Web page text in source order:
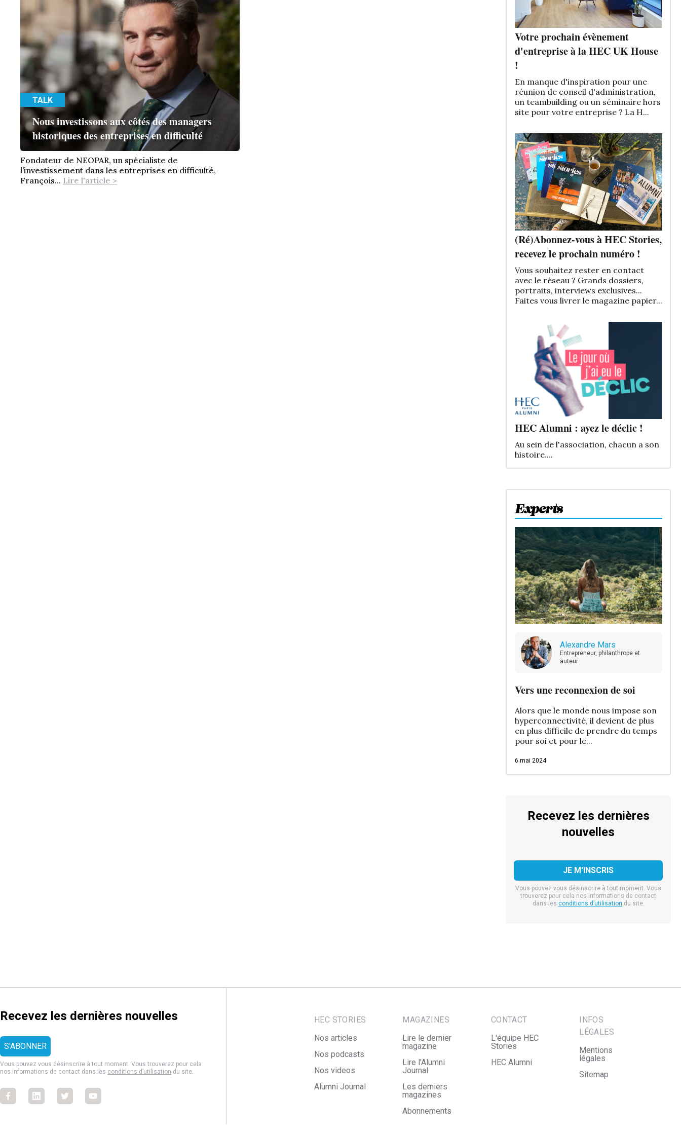
TALK
Nous investissons aux côtés des managers
historiques des entreprises en difficulté
Fondateur de NEOPAR, un spécialiste de
l’investissement dans les entreprises en difficulté,
François... Lire l'article >
Experts
Alexandre Mars
Entrepreneur, philanthrope et
auteur
Vers une reconnexion de soi
Alors que le monde nous impose son
hyperconnectivité, il devient de plus
en plus difficile de prendre du temps
pour soi et pour le...
6 mai 2024
Recevez les dernières
nouvelles
Vous pouvez vous désinscrire à tout moment. Vous
trouverez pour cela nos informations de contact
dans les conditions d’utilisation du site.
Votre prochain évènement
d'entreprise à la HEC UK House
!
En manque d'inspiration pour une
réunion de conseil d'administration,
un teambuilding ou un séminaire hors
site pour votre entreprise ? La H...
(Ré)Abonnez-vous à HEC Stories,
recevez le prochain numéro !
Vous souhaitez rester en contact
avec le réseau ? Grands dossiers,
portraits, interviews exclusives...
Faites vous livrer le magazine papier...
HEC Alumni : ayez le déclic !
Au sein de l'association, chacun a son
histoire....
Recevez les dernières nouvelles
Vous pouvez vous désinscrire à tout moment. Vous trouverez pour cela
nos informations de contact dans les conditions d’utilisation du site.
FacebookFacebookFacebookFacebook
HEC STORIES
Nos articles
Nos podcasts
Nos videos
Alumni Journal
MAGAZINES
Lire le dernier
magazine
Lire l'Alumni
Journal
Les derniers
magazines
Abonnements
CONTACT
L'équipe HEC
Stories
HEC Alumni
INFOS
LÉGALES
Mentions
légales
Sitemap